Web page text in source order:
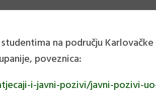
na području
poveznica:
i-javni-pozivi/javni-pozivi-